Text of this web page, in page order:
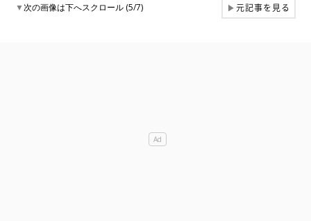
▼次の画像は下へスクロール (5/7) ▶元記事を見る